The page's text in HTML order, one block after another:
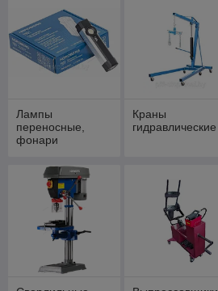
Лампы
переносные,
фонари
Краны
гидравлические